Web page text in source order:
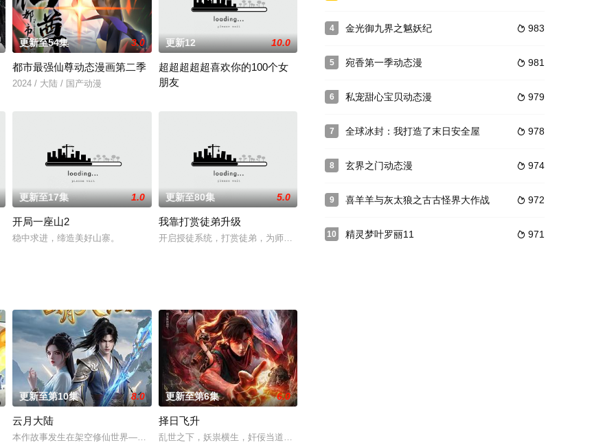
猛于一身的瑞比，智商超群的吃货胖达，他们在派大陆一起经历脑洞大开的奇妙趣事
，潜藏着来自古老神话的怪物？你是否想过，在那高悬于世人头顶的月亮之上，伫立着守望人间的神明？你是否想过，在人
更新至54集 3.0
都市最强仙尊动态漫画第二季
2024 / 大陆 / 国产动漫
更新12 10.0
超超超超超喜欢你的100个女
朋友
初中的毕业典礼上，爱城恋太郎进行了人生的第100次告白， 但和先前的99次一样，都被拒绝了。 恋太郎在
为一场雨相识，两个人互生情愫，可是每次却都阴错阳差的错过。 晃眼过去八年，陆瑾年，终于在演艺圈里混的有了起色
更新至17集 1.0
开局一座山2
稳中求进，缔造美好山寨。
更新至80集 5.0
我靠打赏徒弟升级
开启授徒系统，打赏徒弟，为师万倍返还？乖徒儿们，为师从来不藏私！玉藏锋刚接受九剑山就遇到了宗门危
策部”的负责人。面对星锑、兔毛手袋等一众行事乖张、性格跳脱的怪咖同事，原
在一场乌龙中意外成为了“神秘学事件对策部”的负责人。面对星锑、兔毛手袋等一众行事乖张、性格跳脱的怪咖同事，原
更新至第10集 8.0
云月大陆
本作故事发生在架空修仙世界——云月大陆。大陆鼎盛时期由浣溪沙、赤霞峰、风吟山庄、无尘岛、轩辕门五大宗门共同守护，仙道昌盛。可轩辕
更新至第6集 6.0
择日飞升
乱世之下，妖祟横生，奸佞当道。又值幽界入侵，人、幽两界势力荼毒人间，捕蛇者许应因看不惯为幽界卖命
4  983
金光御九界之魆妖纪
5  981
宛香第一季动态漫
6  979
私宠甜心宝贝动态漫
7  978
全球冰封：我打造了末日安全屋
8  974
玄界之门动态漫
9  972
喜羊羊与灰太狼之古古怪界大作战
10  971
精灵梦叶罗丽11